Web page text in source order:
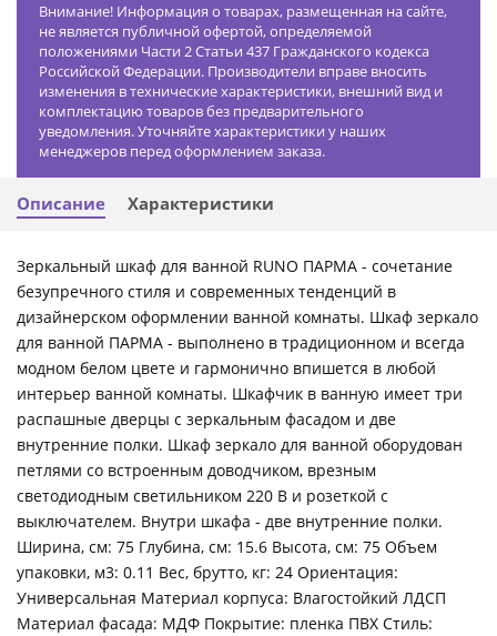
Внимание! Информация о товарах, размещенная на сайте,
не является публичной офертой, определяемой
положениями Части 2 Статьи 437 Гражданского кодекса
Российской Федерации. Производители вправе вносить
изменения в технические характеристики, внешний вид и
комплектацию товаров без предварительного
уведомления. Уточняйте характеристики у наших
менеджеров перед оформлением заказа.
Описание Характеристики
Зеркальный шкаф для ванной RUNO ПАРМА - сочетание
безупречного стиля и современных тенденций в
дизайнерском оформлении ванной комнаты. Шкаф зеркало
для ванной ПАРМА - выполнено в традиционном и всегда
модном белом цвете и гармонично впишется в любой
интерьер ванной комнаты. Шкафчик в ванную имеет три
распашные дверцы с зеркальным фасадом и две
внутренние полки. Шкаф зеркало для ванной оборудован
петлями со встроенным доводчиком, врезным
светодиодным светильником 220 В и розеткой с
выключателем. Внутри шкафа - две внутренние полки.
Ширина, см: 75 Глубина, см: 15.6 Высота, см: 75 Объем
упаковки, м3: 0.11 Вес, брутто, кг: 24 Ориентация:
Универсальная Материал корпуса: Влагостойкий ЛДСП
Материал фасада: МДФ Покрытие: пленка ПВХ Стиль: